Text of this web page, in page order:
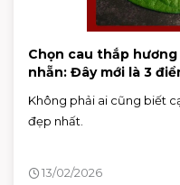
Chọn cau thắp
nhẵn: Đây mới là 3
Không phải ai cũng biết
đẹp nhất.
13/02/2026